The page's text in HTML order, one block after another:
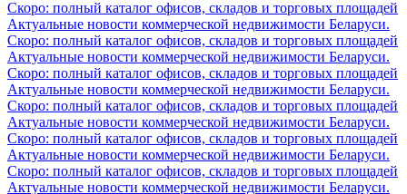
Скоро: полный каталог офисов, складов и торговых площадей
Актуальные новости коммерческой недвижимости Беларуси.
Скоро: полный каталог офисов, складов и торговых площадей
Актуальные новости коммерческой недвижимости Беларуси.
Скоро: полный каталог офисов, складов и торговых площадей
Актуальные новости коммерческой недвижимости Беларуси.
Скоро: полный каталог офисов, складов и торговых площадей
Актуальные новости коммерческой недвижимости Беларуси.
Скоро: полный каталог офисов, складов и торговых площадей
Актуальные новости коммерческой недвижимости Беларуси.
Скоро: полный каталог офисов, складов и торговых площадей
Актуальные новости коммерческой недвижимости Беларуси.